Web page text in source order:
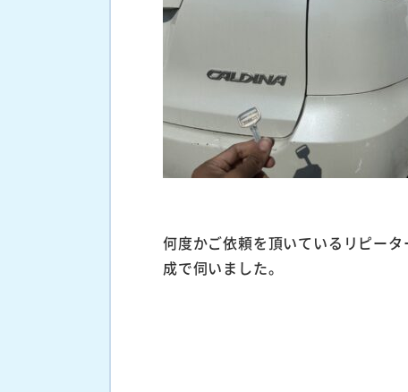
何度かご依頼を頂いているリピー
成で伺いました。